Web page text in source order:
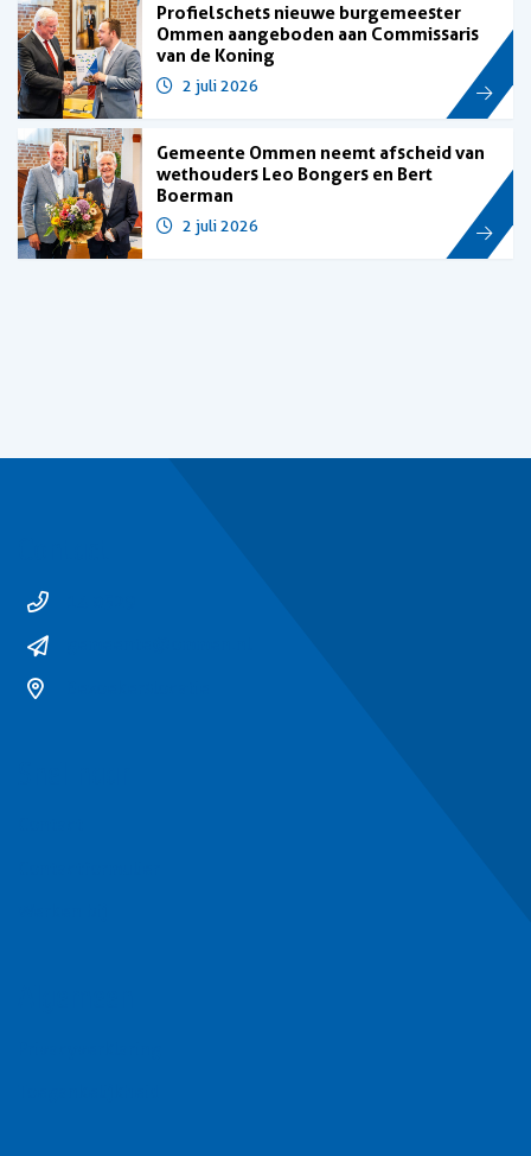
Profielschets nieuwe burgemeester
Ommen aangeboden aan Commissaris
van de Koning
2 juli 2026
Gemeente Ommen neemt afscheid van
wethouders Leo Bongers en Bert
Boerman
2 juli 2026